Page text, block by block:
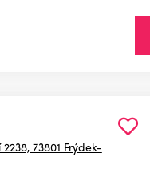
73801 Frýdek-